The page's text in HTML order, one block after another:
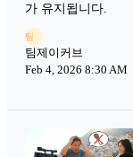
가 유지됩니다.
팀
팀제이커브
Feb 4, 2026 8:30 AM